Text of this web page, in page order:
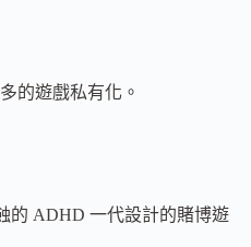
的遊戲私有化。
的 ADHD 一代設計的賭博遊